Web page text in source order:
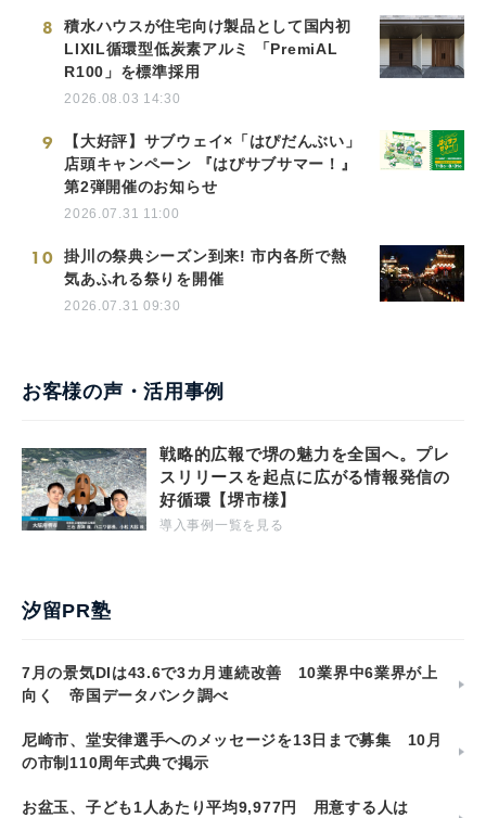
8
積水ハウスが住宅向け製品として国内初
LIXIL循環型低炭素アルミ 「PremiAL
R100」を標準採用
2026.08.03 14:30
9
【大好評】サブウェイ×「はぴだんぶい」
店頭キャンペーン 『はぴサブサマー！』
第2弾開催のお知らせ
2026.07.31 11:00
10
掛川の祭典シーズン到来! 市内各所で熱
気あふれる祭りを開催
2026.07.31 09:30
お客様の声・活用事例
戦略的広報で堺の魅力を全国へ。プレ
スリリースを起点に広がる情報発信の
好循環【堺市様】
導入事例一覧を見る
汐留PR塾
7月の景気DIは43.6で3カ月連続改善 10業界中6業界が上
向く 帝国データバンク調べ
尼崎市、堂安律選手へのメッセージを13日まで募集 10月
の市制110周年式典で掲示
お盆玉、子ども1人あたり平均9,977円 用意する人は